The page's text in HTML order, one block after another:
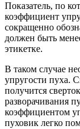
Показатель, по
коэффициент
сокращенно
должен быть
этикетке.
В таком случае
упругости пуха.
получится
разворачивания
коэффициентом
пуховик легко